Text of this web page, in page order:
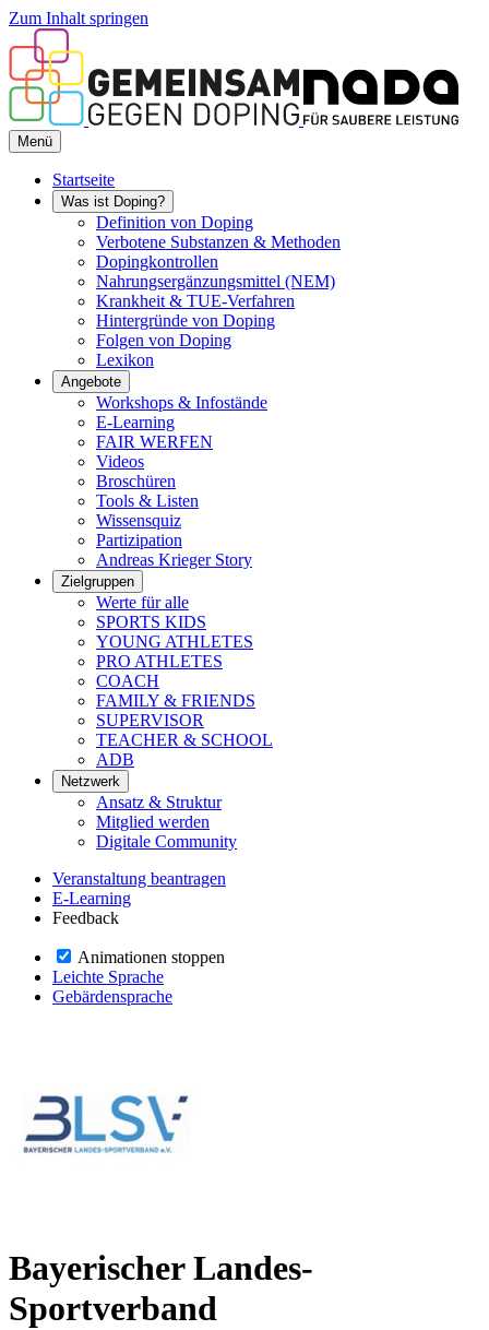
Zum Inhalt springen
Menü
Startseite
Was ist Doping?
Definition von Doping
Verbotene Substanzen & Methoden
Dopingkontrollen
Nahrungsergänzungsmittel (NEM)
Krankheit & TUE-Verfahren
Hintergründe von Doping
Folgen von Doping
Lexikon
Angebote
Workshops & Infostände
E-Learning
FAIR WERFEN
Videos
Broschüren
Tools & Listen
Wissensquiz
Partizipation
Andreas Krieger Story
Zielgruppen
Werte für alle
SPORTS KIDS
YOUNG ATHLETES
PRO ATHLETES
COACH
FAMILY & FRIENDS
SUPERVISOR
TEACHER & SCHOOL
ADB
Netzwerk
Ansatz & Struktur
Mitglied werden
Digitale Community
Veranstaltung beantragen
E-Learning
Feedback
Animationen stoppen
Leichte Sprache
Gebärdensprache
Bayerischer Landes-
Sportverband